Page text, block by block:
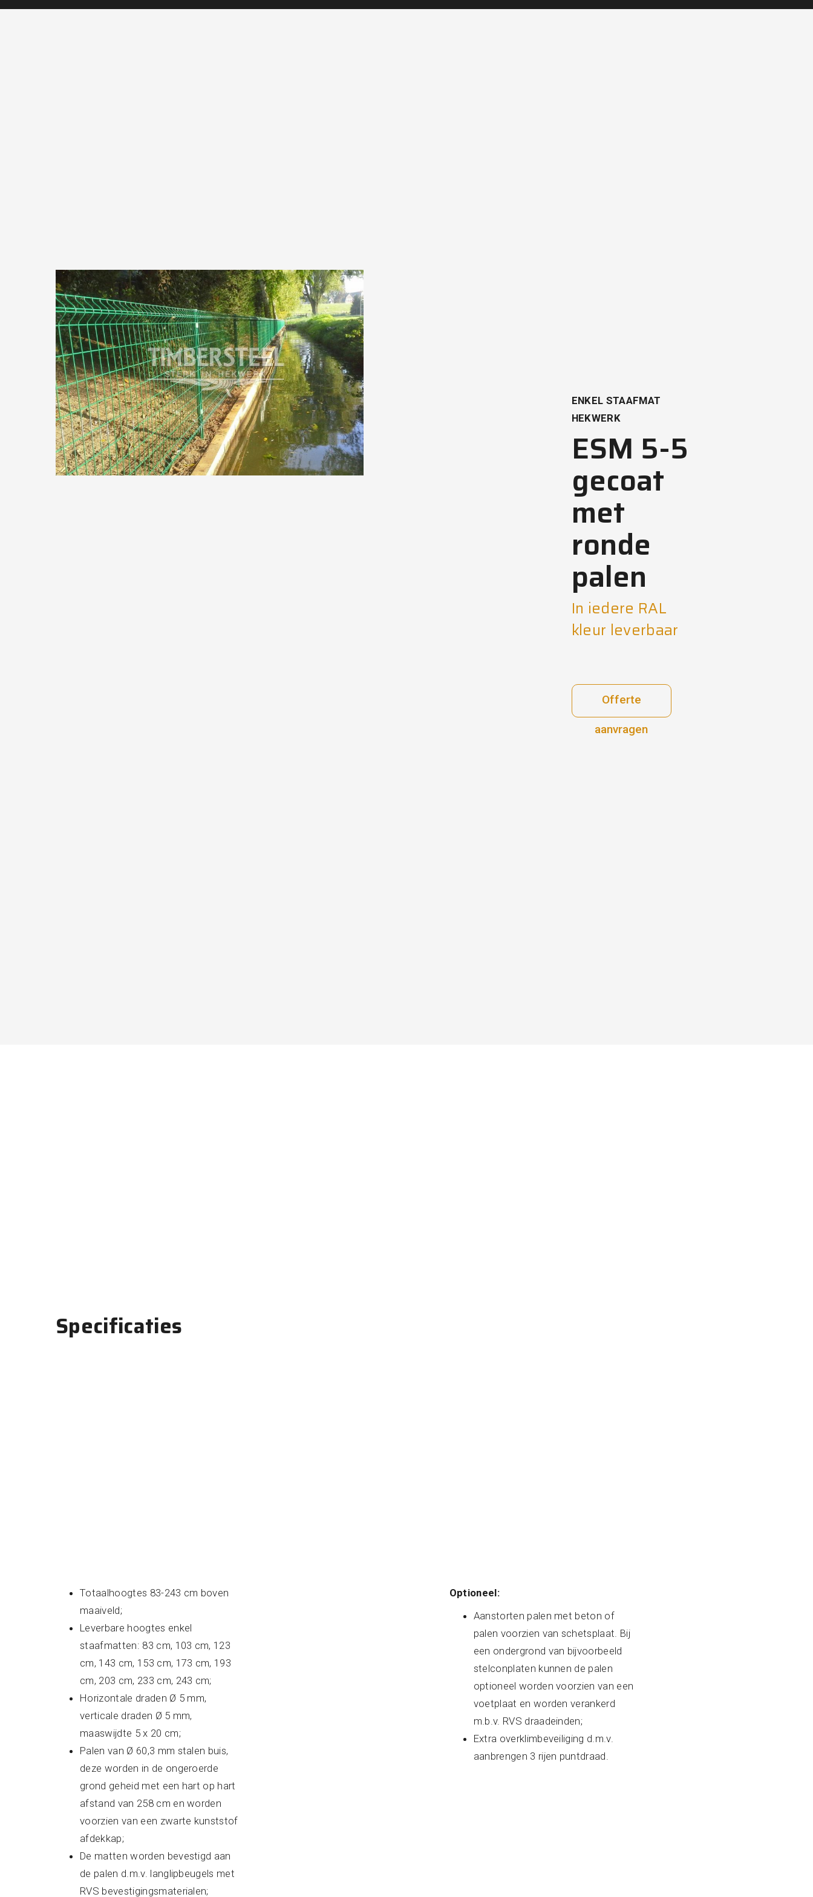
ENKEL STAAFMAT
HEKWERK
ESM 5-5
gecoat
met
ronde
palen
In iedere RAL
kleur leverbaar
Offerte
aanvragen
Specificaties
Totaalhoogtes 83-243 cm boven
maaiveld;
Leverbare hoogtes enkel
staafmatten: 83 cm, 103 cm, 123
cm, 143 cm, 153 cm, 173 cm, 193
cm, 203 cm, 233 cm, 243 cm;
Horizontale draden Ø 5 mm,
verticale draden Ø 5 mm,
maaswijdte 5 x 20 cm;
Palen van Ø 60,3 mm stalen buis,
deze worden in de ongeroerde
grond geheid met een hart op hart
afstand van 258 cm en worden
voorzien van een zwarte kunststof
afdekkap;
De matten worden bevestigd aan
de palen d.m.v. langlipbeugels met
RVS bevestigingsmaterialen;
Optioneel:
Aanstorten palen met beton of
palen voorzien van schetsplaat. Bij
een ondergrond van bijvoorbeeld
stelconplaten kunnen de palen
optioneel worden voorzien van een
voetplaat en worden verankerd
m.b.v. RVS draadeinden;
Extra overklimbeveiliging d.m.v.
aanbrengen 3 rijen puntdraad.